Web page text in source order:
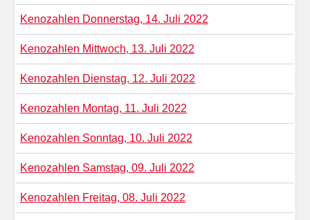
Kenozahlen Donnerstag, 14. Juli 2022
Kenozahlen Mittwoch, 13. Juli 2022
Kenozahlen Dienstag, 12. Juli 2022
Kenozahlen Montag, 11. Juli 2022
Kenozahlen Sonntag, 10. Juli 2022
Kenozahlen Samstag, 09. Juli 2022
Kenozahlen Freitag, 08. Juli 2022